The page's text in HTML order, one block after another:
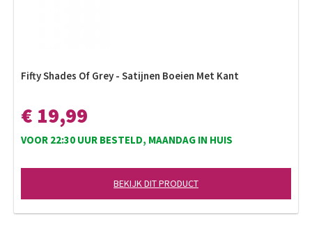
Fifty Shades Of Grey - Satijnen Boeien Met Kant
€ 19,99
VOOR 22:30 UUR BESTELD, MAANDAG IN HUIS
BEKIJK DIT PRODUCT